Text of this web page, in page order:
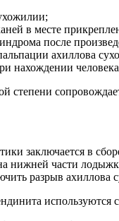
в месте
после
ахиллова
нахождении
степени
заключается в
нижней части
разрыв ахиллова
используются